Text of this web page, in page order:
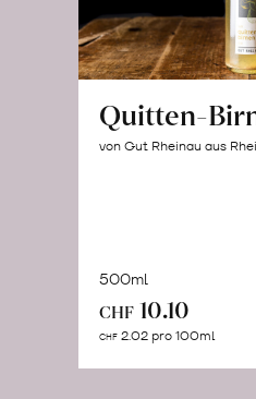
Quitten-
von Gut Rheinau aus
500ml
CHF 10.10
CHF 2.02 pro 100ml